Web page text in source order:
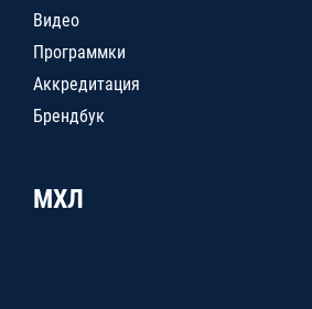
Видео
Программки
Аккредитация
Брендбук
МХЛ